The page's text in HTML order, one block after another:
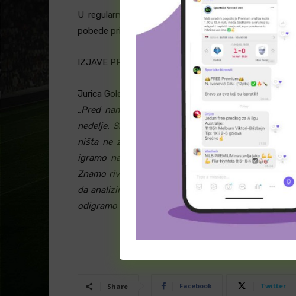
U regularnom delu sezone Cedevita Olimpija i
pobede pripale su beogradskom timu.
IZJAVE PRE UTAKMICE:
Jurica Golemac, trener Cedevite Olimpije:
„Pred nama je polufinalna serija sa Crvenom
nedelje. Situacija je svakako neuobičajena i za
ništa ne znači, jer će sigurno, kao i uvek, igrati
igramo na ivici prekršaja. Nemamo previše
Znamo rivale iz regularnog dela sezone, dva puta
da analiziramo naše greške iz ovih utakmica. Za
odigramo najbolji meč u sezon
Share Facebook Twitter